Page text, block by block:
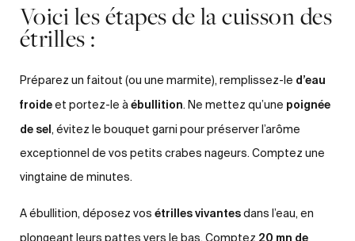
Voici les étapes de la cuisson des
étrilles :
Préparez un faitout (ou une marmite), remplissez-le d’eau
froide et portez-le à ébullition. Ne mettez qu’une poignée
de sel , évitez le bouquet garni pour préserver l’arôme
exceptionnel de vos petits crabes nageurs. Comptez une
vingtaine de minutes.
A ébullition, déposez vos étrilles vivantes dans l’eau, en
plongeant leurs pattes vers le bas. Comptez 20 mn de